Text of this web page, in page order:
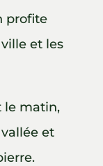
profite
et les
le matin,
et